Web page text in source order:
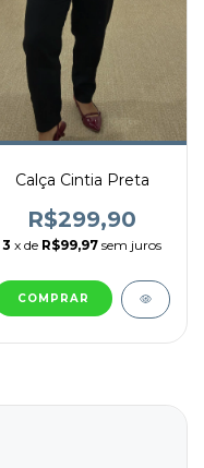
Calça Cintia Preta
R$299,90
3 x de R$99,97 sem juros
COMPRAR